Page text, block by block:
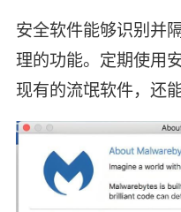
安全软件能够识别并
理的功能。定期使用
现有的流氓软件，还